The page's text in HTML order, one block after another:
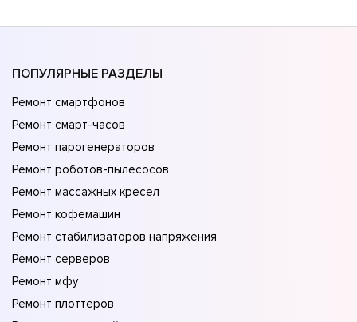
ПОПУЛЯРНЫЕ РАЗДЕЛЫ
Ремонт смартфонов
Ремонт смарт-часов
Ремонт парогенераторов
Ремонт роботов-пылесосов
Ремонт массажных кресел
Ремонт кофемашин
Ремонт стабилизаторов напряжения
Ремонт серверов
Ремонт мфу
Ремонт плоттеров